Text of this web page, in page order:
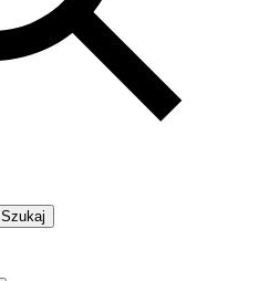
Szukaj